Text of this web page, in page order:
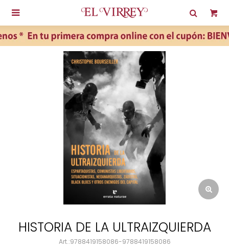

HISTORIA DE LA ULTRAIZQUIERDA
9788419158086-9788419158086